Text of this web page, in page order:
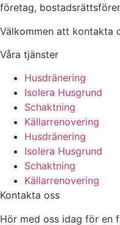
företag,
Välkommen att kontakta
Våra tjänster
Husdränering
Isolera Husgrund
Schaktning
Källarrenovering
Husdränering
Isolera Husgrund
Schaktning
Källarrenovering
Kontakta oss
Hör med oss idag för en